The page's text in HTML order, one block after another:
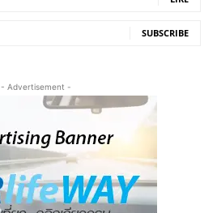
SUBSCRIBE
- Advertisement -